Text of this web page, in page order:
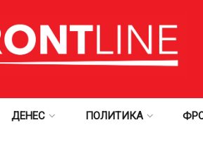
ДЕНЕС ПОЛИТИКА